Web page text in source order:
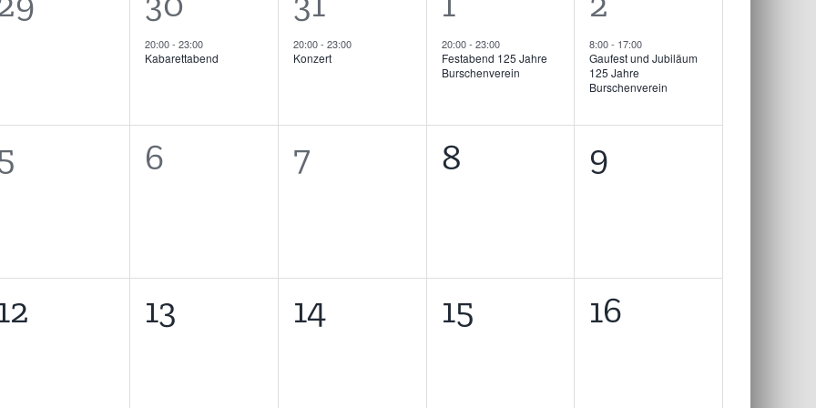
Veranstaltungen,Veranstaltung,
20:00-23:00
Kabarettabend
Veranstaltung,
20:00- 23:00
Konzert
Veranstaltung,
20:00- 23:00
Festabend 125 Jahre
Burschenverein
8:00- 17:00
Gaufest und Jubiläum
125 Jahre
Burschenverein
0
0
6
0
7
0
8
0
9
0
13
0
14
0
15
0
16